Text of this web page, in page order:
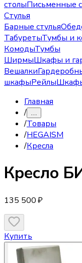
столыПисьменные
Стулья
Барные стулья
ТабуретыТумбы и
КомодыТумбы
ШирмыШкафы и
Вешалки
шкафыРейлы
Главная
/ …
/Товары
/HEGAISM
/Кресла
Кресло
135 500 ₽
Купить